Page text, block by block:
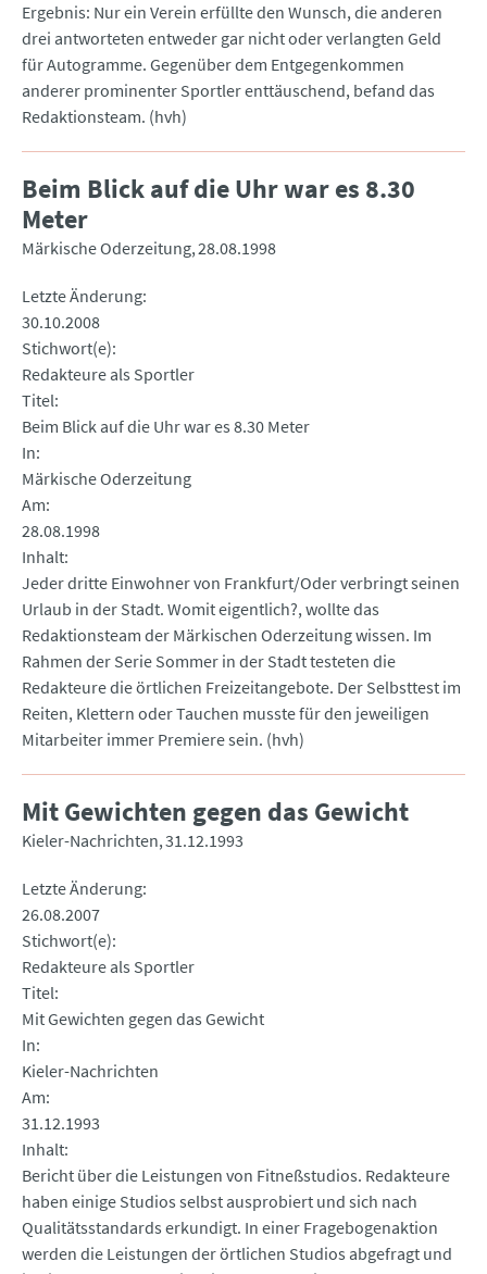
Ergebnis: Nur ein Verein erfüllte den Wunsch, die anderen
drei antworteten entweder gar nicht oder verlangten Geld
für Autogramme. Gegenüber dem Entgegenkommen
anderer prominenter Sportler enttäuschend, befand das
Redaktionsteam. (hvh)
Beim Blick auf die Uhr war es 8.30
Meter
Märkische Oderzeitung 28.08.1998
Letzte Änderung
30.10.2008
Stichwort(e)
Redakteure als Sportler
Titel
Beim Blick auf die Uhr war es 8.30 Meter
In
Märkische Oderzeitung
Am
28.08.1998
Inhalt
Jeder dritte Einwohner von Frankfurt/Oder verbringt seinen
Urlaub in der Stadt. Womit eigentlich?, wollte das
Redaktionsteam der Märkischen Oderzeitung wissen. Im
Rahmen der Serie Sommer in der Stadt testeten die
Redakteure die örtlichen Freizeitangebote. Der Selbsttest im
Reiten, Klettern oder Tauchen musste für den jeweiligen
Mitarbeiter immer Premiere sein. (hvh)
Mit Gewichten gegen das Gewicht
Kieler-Nachrichten 31.12.1993
Letzte Änderung
26.08.2007
Stichwort(e)
Redakteure als Sportler
Titel
Mit Gewichten gegen das Gewicht
In
Kieler-Nachrichten
Am
31.12.1993
Inhalt
Bericht über die Leistungen von Fitneßstudios. Redakteure
haben einige Studios selbst ausprobiert und sich nach
Qualitätsstandards erkundigt. In einer Fragebogenaktion
werden die Leistungen der örtlichen Studios abgefragt und